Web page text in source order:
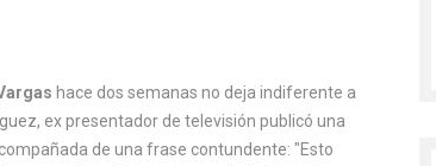
hace dos semanas no deja indiferente a
, ex presentador de televisión publicó una
de una frase contundente: "Esto